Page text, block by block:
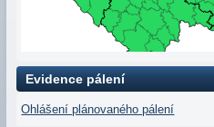
Evidence pálení
Ohlášení plánovaného pálení